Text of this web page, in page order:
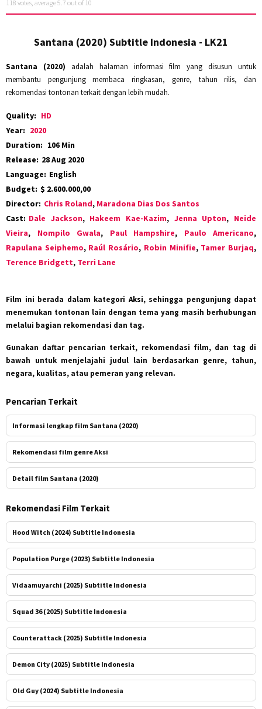
118 votes, average5.7 out of 10
Santana (2020) Subtitle Indonesia - LK21
Santana (2020) adalah halaman informasi film yang disusun untuk
membantu pengunjung membaca ringkasan, genre, tahun rilis, dan
rekomendasi tontonan terkait dengan lebih mudah.
Quality: HD
Year: 2020
Duration: 106 Min
Release: 28 Aug 2020
Language: English
Budget: $ 2.600.000,00
Director: Chris Roland, Maradona Dias Dos Santos
Cast: Dale Jackson, Hakeem Kae-Kazim, Jenna Upton, Neide
Vieira, Nompilo Gwala, Paul Hampshire, Paulo Americano,
Rapulana Seiphemo, Raúl Rosário, Robin Minifie, Tamer Burjaq,
Terence Bridgett, Terri Lane
Film ini berada dalam kategori Aksi, sehingga pengunjung dapat
menemukan tontonan lain dengan tema yang masih berhubungan
melalui bagian rekomendasi dan tag.
Gunakan daftar pencarian terkait, rekomendasi film, dan tag di
bawah untuk menjelajahi judul lain berdasarkan genre, tahun,
negara, kualitas, atau pemeran yang relevan.
Pencarian Terkait
Informasi lengkap film Santana (2020)
Rekomendasi film genre Aksi
Detail film Santana (2020)
Rekomendasi Film Terkait
Hood Witch (2024) Subtitle Indonesia
Population Purge (2023) Subtitle Indonesia
Vidaamuyarchi (2025) Subtitle Indonesia
Squad 36 (2025) Subtitle Indonesia
Counterattack (2025) Subtitle Indonesia
Demon City (2025) Subtitle Indonesia
Old Guy (2024) Subtitle Indonesia